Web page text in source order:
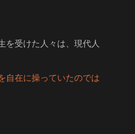
を受けた人々は、現代人
自在に操っていたのでは